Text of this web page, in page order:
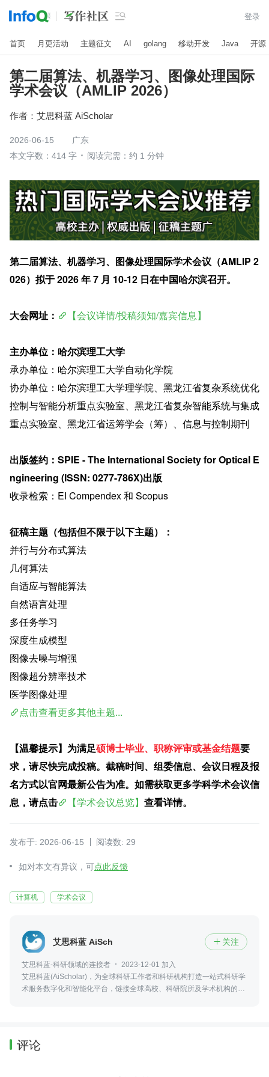
 登录
首页 月更活动 主题征文 AI golang 移动开发 Java 开源
第二届算法、机器学习、图像处理国际
学术会议（AMLIP 2026）
作者： 艾思科蓝 AiScholar
2026-06-15
广东
本文字数：414 字
阅读完需：约 1 分钟
第二届算法、机器学习、图像处理国际学术会议（AMLIP 2
026）拟于 2026 年 7 月 10-12 日在中国哈尔滨召开。
大会网址： 【会议详情/投稿须知/嘉宾信息】
主办单位：哈尔滨理工大学
承办单位：哈尔滨理工大学自动化学院
协办单位：哈尔滨理工大学理学院、黑龙江省复杂系统优化
控制与智能分析重点实验室、黑龙江省复杂智能系统与集成
重点实验室、黑龙江省运筹学会（筹）、信息与控制期刊
出版签约：SPIE - The International Society for Optical E
ngineering (ISSN: 0277-786X)出版
收录检索：EI Compendex 和 Scopus
征稿主题（包括但不限于以下主题）：
并行与分布式算法
几何算法
自适应与智能算法
自然语言处理
多任务学习
深度生成模型
图像去噪与增强
图像超分辨率技术
医学图像处理
点击查看更多其他主题...
【温馨提示】为满足硕博士毕业、职称评审或基金结题要
求，请尽快完成投稿。截稿时间、组委信息、会议日程及报
名方式以官网最新公告为准。如需获取更多学科学术会议信
息，请点击
【学术会议总览】 查看详情。
发布于: 2026-06-15 阅读数: 29
如对本文有异议，可点此反馈
计算机 学术会议
艾思科蓝 AiScholar  关注
艾思科蓝-科研领域的连接者
2023-12-01 加入
艾思科蓝(AiScholar)，为全球科研工作者和科研机构打造一站式科研学
术服务数字化和智能化平台，链接全球高校、科研院所及学术机构的优
评论